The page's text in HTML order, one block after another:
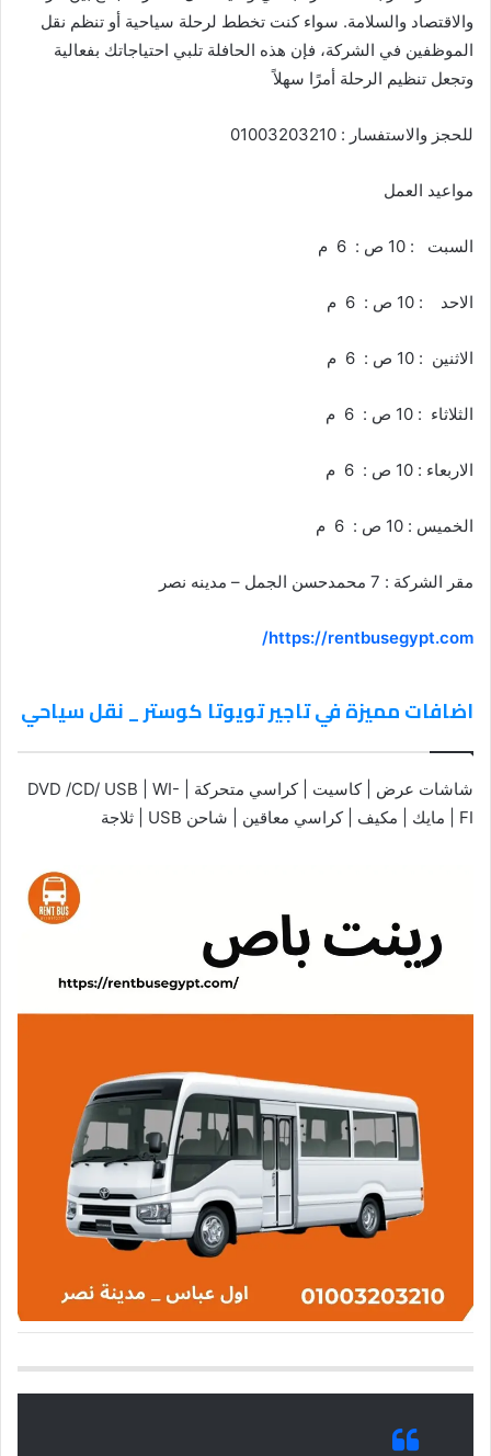
والاقتصاد والسلامة. سواء كنت تخطط لرحلة سياحية أو تنظم نقل
الموظفين في الشركة، فإن هذه الحافلة تلبي احتياجاتك بفعالية
وتجعل تنظيم الرحلة أمرًا سهلاً
للحجز والاستفسار : 01003203210
مواعيد العمل
السبت : 10 ص : 6 م
الاحد : 10 ص : 6 م
الاثنين : 10 ص : 6 م
الثلاثاء : 10 ص : 6 م
الاربعاء : 10 ص : 6 م
الخميس : 10 ص : 6 م
مقر الشركة : 7 محمدحسن الجمل – مدينه نصر
https://rentbusegypt.com/
اضافات مميزة في تاجير تويوتا كوستر _ نقل سياحي
شاشات عرض | كاسيت | كراسي متحركة | DVD /CD/ USB | WI-
FI | مايك | مكيف | كراسي معاقين | شاحن USB | ثلاجة